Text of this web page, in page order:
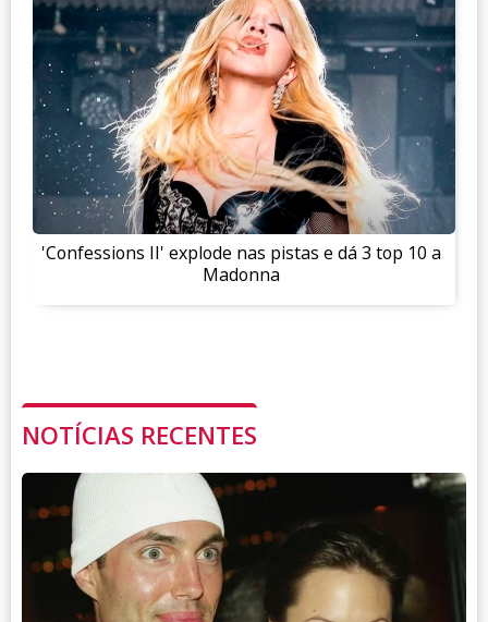
'Confessions II' explode nas pistas e dá 3 top 10 a
Madonna
NOTÍCIAS RECENTES